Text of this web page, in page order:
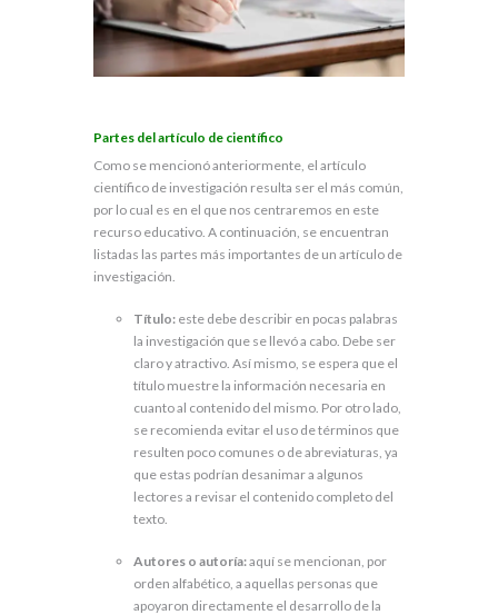
Partes del artículo de científico
Como se mencionó anteriormente, el artículo
científico de investigación resulta ser el más común,
por lo cual es en el que nos centraremos en este
recurso educativo. A continuación, se encuentran
listadas las partes más importantes de un artículo de
investigación.
Título: este debe describir en pocas palabras
la investigación que se llevó a cabo. Debe ser
claro y atractivo. Así mismo, se espera que el
título muestre la información necesaria en
cuanto al contenido del mismo. Por otro lado,
se recomienda evitar el uso de términos que
resulten poco comunes o de abreviaturas, ya
que estas podrían desanimar a algunos
lectores a revisar el contenido completo del
texto.
Autores o autoría:aquí se mencionan, por
orden alfabético, a aquellas personas que
apoyaron directamente el desarrollo de la